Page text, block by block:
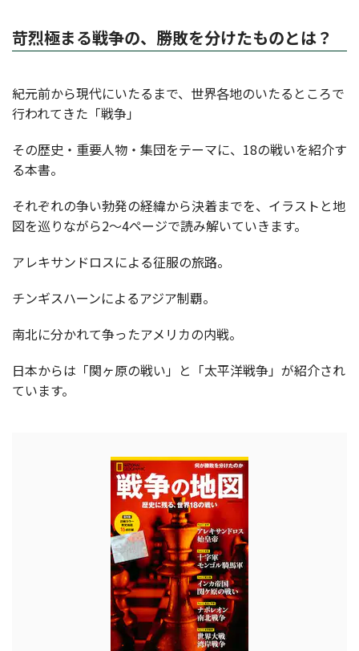
苛烈極まる戦争の、勝敗を分けたものとは？
紀元前から現代にいたるまで、世界各地のいたるところで
行われてきた「戦争」
その歴史・重要人物・集団をテーマに、18の戦いを紹介す
る本書。
それぞれの争い勃発の経緯から決着までを、イラストと地
図を巡りながら2～4ページで読み解いていきます。
アレキサンドロスによる征服の旅路。
チンギスハーンによるアジア制覇。
南北に分かれて争ったアメリカの内戦。
日本からは「関ヶ原の戦い」と「太平洋戦争」が紹介され
ています。